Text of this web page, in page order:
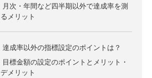
月次・年間など四半期以外で達成率を測
るメリット
達成率以外の指標設定のポイントは？
目標金額の設定のポイントとメリット・
デメリット